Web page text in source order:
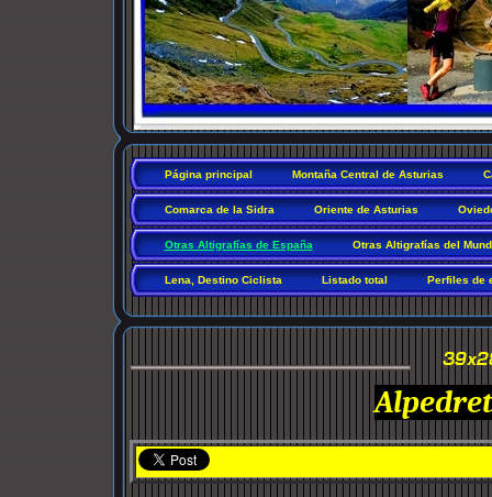
Página principal Montaña Central de Asturias
Comarca de la Sidra Oriente de Asturias
Otras Altigrafías de España Otras Altigrafías del
Lena, Destino Ciclista Listado total Perfiles de